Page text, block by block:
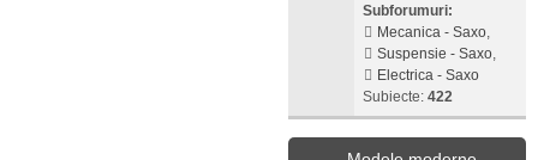
Subforumuri:
Mecanica - Saxo,
Suspensie - Saxo,
Electrica - Saxo
Subiecte: 422